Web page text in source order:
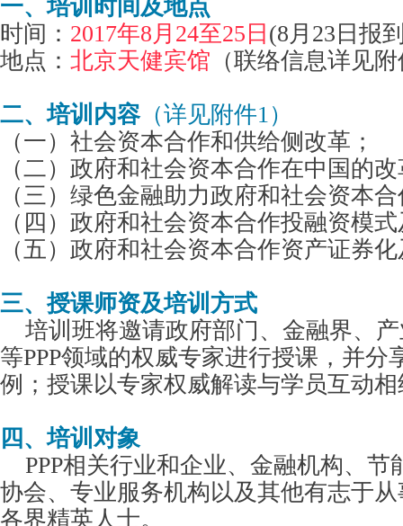
一、培训时间及地点
时间： 2017年8月24至25日 (8月23日报
地点： 北京天健宾馆 （联络信息详见
二、培训内容（详见附件1）
（一）社会资本合作和供给侧改革；
（二）政府和社会资本合作在中国的
（三）绿色金融助力政府和社会资本
（四）政府和社会资本合作投融资模
（五）政府和社会资本合作资产证券
三、授课师资及培训方式
培训班将邀请政府部门、金融界、
等PPP领域的权威专家进行授课，并分
例；授课以专家权威解读与学员互动
四、培训对象
PPP相关行业和企业、金融机构、节
协会、专业服务机构以及其他有志于从
各界精英人士。